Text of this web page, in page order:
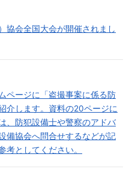
協会全国大会が開催されまし
ページに「盗撮事案に係る防
介します。資料の20ページに
、防犯設備士や警察のアドバ
備協会へ問合せするなどが記
考としてください。